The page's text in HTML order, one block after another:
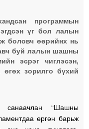
программын
үг бол лалын
боловч өөрийнх нь
буй лалын шашны
эсрэг чиглэсэн,
өгөх зорилго бүхий
“Шашны
өргөн барьж